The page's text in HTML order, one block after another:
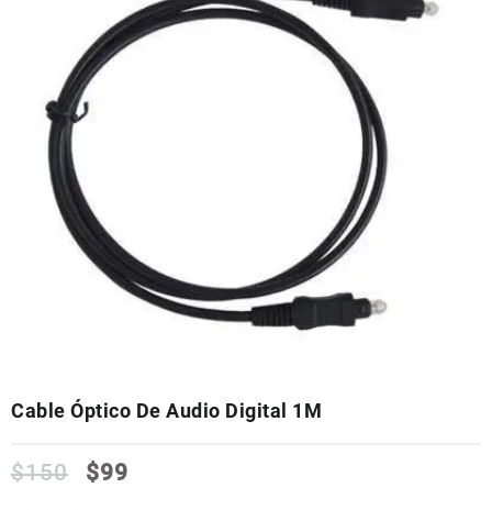
Cable Óptico De Audio Digital 1M
$150 $99